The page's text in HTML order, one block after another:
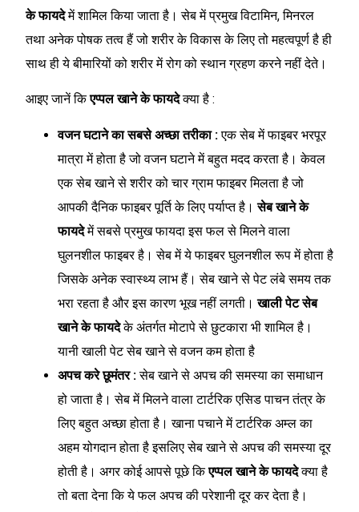
के फायदेमें शामिल किया जाता है। सेब में प्रमुख विटामिन, मिनरल
तथा अनेक पोषक तत्व हैं जो शरीर के विकास के लिए तो महत्वपूर्ण है ही
साथ ही ये बीमारियों को शरीर में रोग को स्थान ग्रहण करने नहीं देते।
आइए जानें किएप्पल खाने के फायदेक्या है :
वजन घटाने का सबसे अच्छा तरीका :एक सेब में फाइबर भरपूर
मात्रा में होता है जो वजन घटाने में बहुत मदद करता है। केवल
एक सेब खाने से शरीर को चार ग्राम फाइबर मिलता है जो
आपकी दैनिक फाइबर पूर्ति के लिए पर्याप्त है।सेब खाने के
फायदेमें सबसे प्रमुख फायदा इस फल से मिलने वाला
घुलनशील फाइबर है। सेब में ये फाइबर घुलनशील रूप में होता है
जिसके अनेक स्वास्थ्य लाभ हैं। सेब खाने से पेट लंबे समय तक
भरा रहता है और इस कारण भूख नहीं लगती।खाली पेट सेब
खाने के फायदेके अंतर्गत मोटापे से छुटकारा भी शामिल है।
यानी खाली पेट सेब खाने से वजन कम होता है
अपच करे छूमंतर :सेब खाने से अपच की समस्या का समाधान
हो जाता है। सेब में मिलने वाला टार्टरिक एसिड पाचन तंत्र के
लिए बहुत अच्छा होता है। खाना पचाने में टार्टरिक अम्ल का
अहम योगदान होता है इसलिए सेब खाने से अपच की समस्या दूर
होती है। अगर कोई आपसे पूछे किएप्पल खाने के फायदेक्या है
तो बता देना कि ये फल अपच की परेशानी दूर कर देता है।